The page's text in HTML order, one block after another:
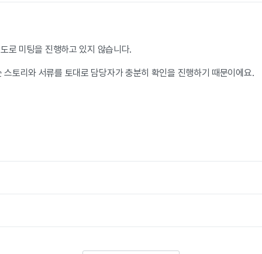
로 미팅을 진행하고 있지 않습니다.
스토리와 서류를 토대로 담당자가 충분히 확인을 진행하기 때문이에요.